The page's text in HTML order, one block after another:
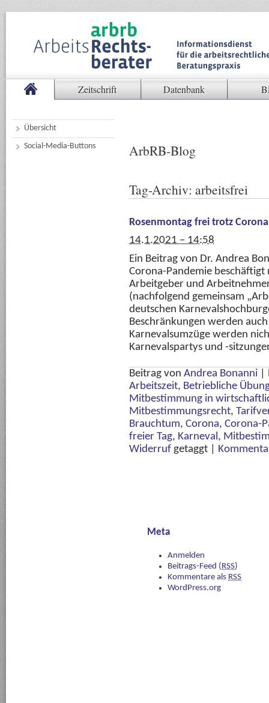
Zeitschrift Datenbank
Übersicht
Social-Media-Buttons
ArbRB-Blog
Tag-Archiv: arbeitsfrei
Rosenmontag frei trotz
14.1.2021 – 14:58
Ein Beitrag von Dr. Andrea
Corona-Pandemie
Arbeitgeber und
(nachfolgend gemeinsam
deutschen
Beschränkungen werden
Karnevalsumzüge werden
Karnevalspartys und -
Beitrag von Andrea Bonanni
Arbeitszeit, Betriebliche
Mitbestimmung in
Mitbestimmungsrecht,
Brauchtum, Corona, Corona-
freier Tag, Karneval ,
Widerruf getaggt
Meta
Anmelden
Beitrags-Feed ( RSS)
Kommentare als RSS
WordPress.org